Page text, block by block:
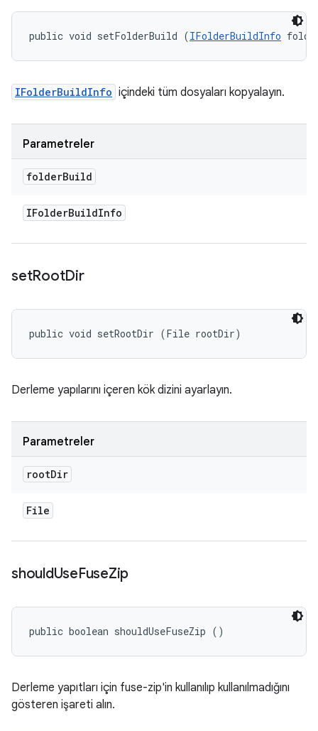
public void setFolderBuild (IFolderBuildInfo
IFolderBuildInfo içindeki tüm dosyaları kopyalayın.
Parametreler
folderBuild
IFolderBuildInfo
setRootDir
public void setRootDir (File rootDir)
Derleme yapılarını içeren kök dizini ayarlayın.
Parametreler
rootDir
File
shouldUseFuseZip
public boolean shouldUseFuseZip ()
Derleme yapıtları için fuse-zip'in kullanılıp kullanılmadığını
gösteren işareti alın.